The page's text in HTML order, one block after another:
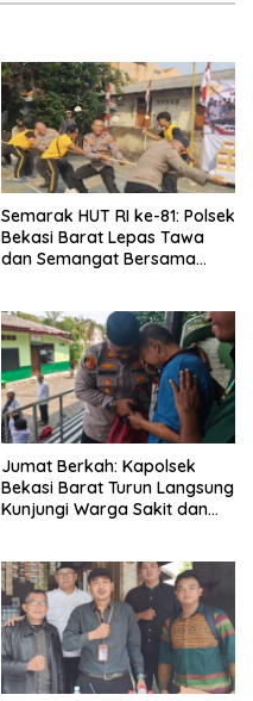
Semarak HUT RI ke-81: Polsek
Bekasi Barat Lepas Tawa
dan Semangat Bersama
Jumat Berkah: Kapolsek
Bekasi Barat Turun Langsung
Kunjungi Warga Sakit dan